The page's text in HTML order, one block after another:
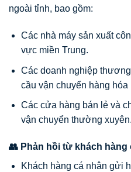
ngoài tỉnh, bao gồm:
Các nhà máy sản xuất
vực miền Trung.
Các doanh nghiệp
cầu vận chuyển hàng hóa
Các cửa hàng bán lẻ và
vận chuyển thường xuyên.
👥 Phản hồi từ khách hàng
Khách hàng cá nhân gửi